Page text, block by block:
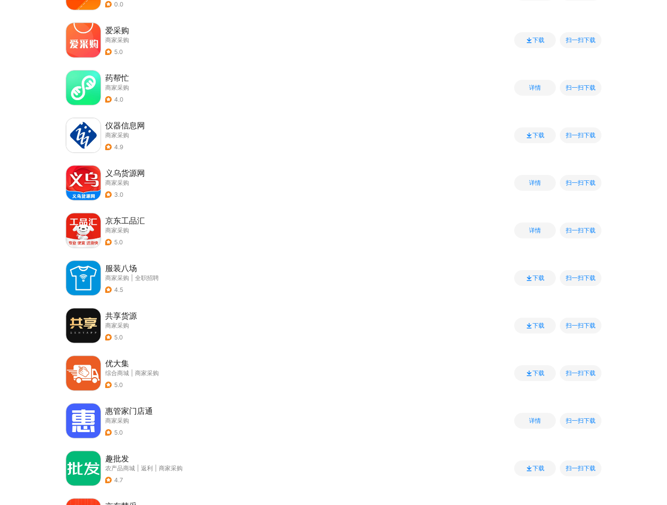
0.0
爱采购
商家采购
5.0
下载 扫一扫下载
药帮忙
商家采购
4.0
详情 扫一扫下载
仪器信息网
商家采购
4.9
下载 扫一扫下载
义乌货源网
商家采购
3.0
详情 扫一扫下载
京东工品汇
商家采购
5.0
详情 扫一扫下载
服装八场
商家采购
全职招聘
4.5
下载 扫一扫下载
共享货源
商家采购
5.0
下载 扫一扫下载
优大集
综合商城
商家采购
5.0
下载 扫一扫下载
惠管家门店通
商家采购
5.0
详情 扫一扫下载
趣批发
农产品商城 返利
商家采购
4.7
下载 扫一扫下载